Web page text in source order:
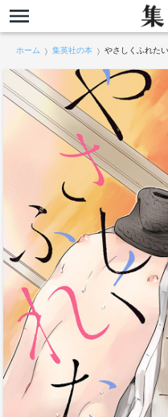
ホーム 集英社の本 やさしくふれた